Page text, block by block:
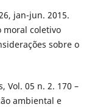
jan-jun. 2015.
moral coletivo
sobre o
Vol. 05 n. 2. 170 –
ambiental e